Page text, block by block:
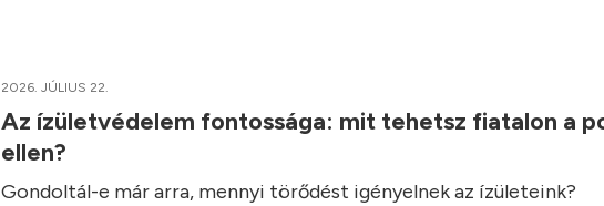
2026. JÚLIUS 22.
Az ízületvédelem fontossága: mit tehetsz fiatalon a
ellen?
Gondoltál-e már arra, mennyi törődést igényelnek az ízületeink?